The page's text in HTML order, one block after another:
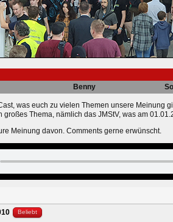
Benny
was euch zu vielen Themen unsere Meinung
großes Thema, nämlich das JMStV, was am
Meinung davon. Comments gerne erwünscht.
Beliebt